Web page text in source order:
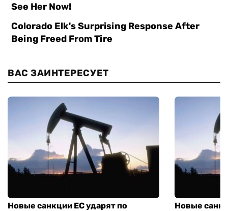
ВАС ЗАИНТЕРЕСУЕТ
Новые санкции ЕС ударят по
Новые